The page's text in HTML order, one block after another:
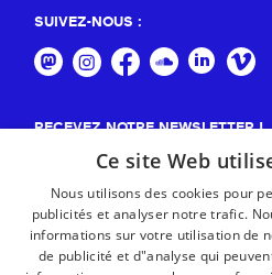
SUIVEZ-NOUS :
RECEVEZ NOTRE NEWSLETTER !
Ce site Web
Nous utilisons des cookies pour
publicités et analyser notre trafic.
informations sur votre utilisation de
de publicité et d"analyse qui